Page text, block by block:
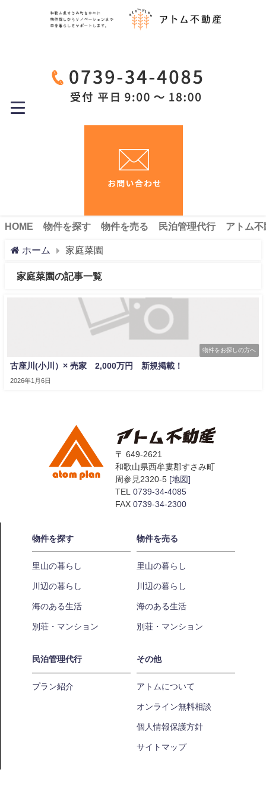
HOME 物件を探す 物件を売る 民泊管理代行 アトム
ホーム 家庭菜園
家庭菜園の記事一覧
物件をお探しの方へ
古座川(小川）× 売家 2,000万円 新規掲載！
2026年1月6日
〒 649-2621
和歌山県西牟婁郡すさみ町
周参見2320-5 [地図]
TEL 0739-34-4085
FAX 0739-34-2300
物件を探す
里山の暮らし
川辺の暮らし
海のある生活
別荘・マンション
物件を売る
里山の暮らし
川辺の暮らし
海のある生活
別荘・マンション
民泊管理代行
プラン紹介
その他
アトムについて
オンライン無料相談
個人情報保護方針
サイトマップ